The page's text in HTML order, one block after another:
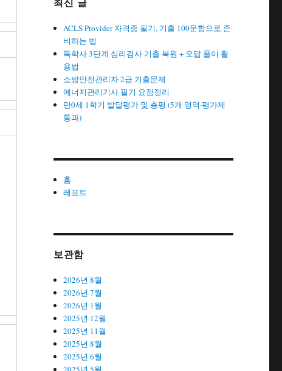
최신 글
ACLS Provider 자격증 필기, 기출 100문항으로 준
비하는 법
독학사 3단계 심리검사 기출 복원 + 오답 풀이 활
용법
소방안전관리자 2급 기출문제
에너지관리기사 필기 요점정리
만0세 1학기 발달평가 및 총평 (5개 영역·평가제
통과)
홈
레포트
보관함
2026년 8월
2026년 7월
2026년 1월
2025년 12월
2025년 11월
2025년 8월
2025년 6월